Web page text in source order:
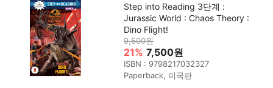
Step into Reading 3단계 :
Jurassic World : Chaos Theory :
Dino Flight!
9,500원
21% 7,500원
ISBN : 9798217032327
Paperback, 미국판